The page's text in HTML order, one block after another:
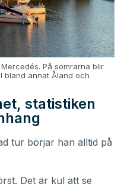
På somrarna blir
bland annat Åland och
statistiken
tur börjar han alltid på
Det är kul att se